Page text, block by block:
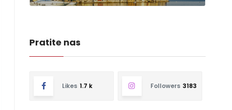
Pratite nas
Likes 1.7 k Followers 3183